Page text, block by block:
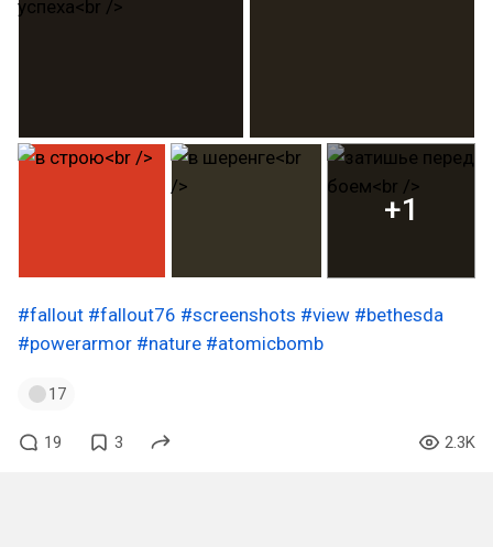
+1
#fallout #fallout76 #screenshots #view #bethesda
#powerarmor #nature #atomicbomb
17
19 3 2.3K